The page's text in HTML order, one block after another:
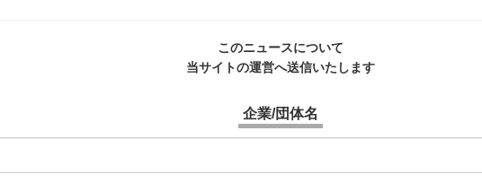
このニュースについて
当サイトの運営へ送信いたします
企業/団体名